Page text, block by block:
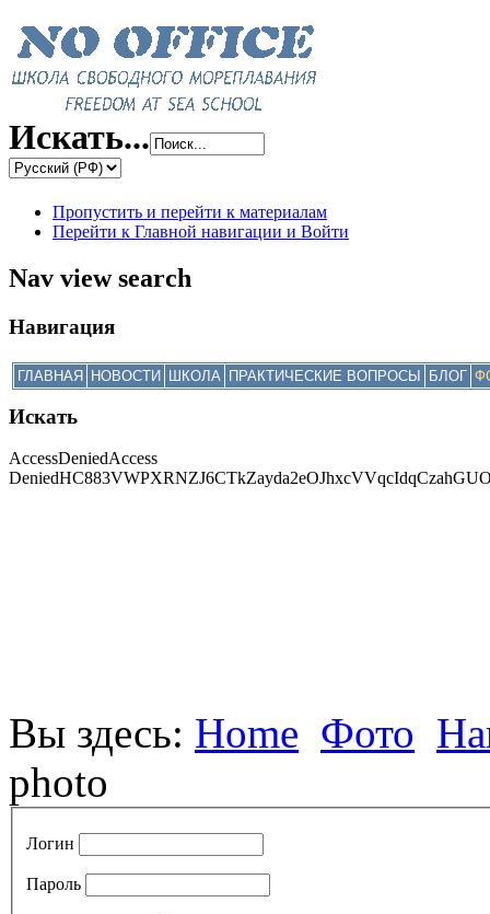
Искать...
Пропустить и перейти к материалам
Перейти к Главной навигации и Войти
Nav view search
Навигация
ГЛАВНАЯ НОВОСТИ ШКОЛА ПРАКТИЧЕСКИЕ ВОПРОСЫ БЛОГ
Искать
Вы здесь: Home Фото
photo
Логин
Пароль